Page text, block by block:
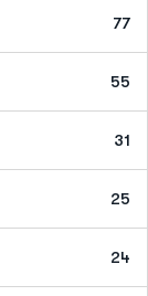
77
55
31
25
24